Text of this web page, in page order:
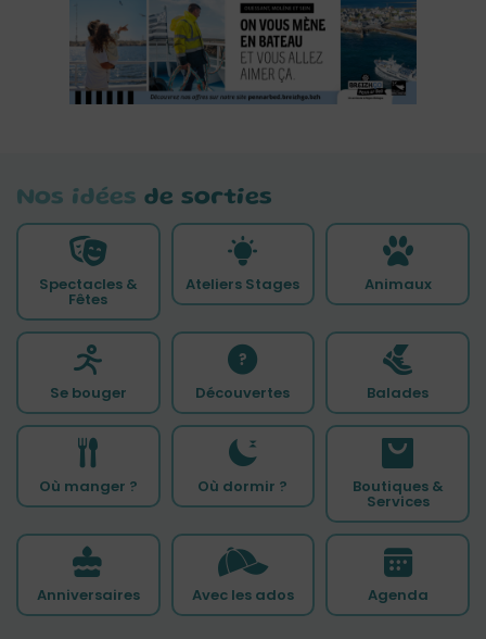
Nos idées de sorties
Spectacles &
Fêtes
Ateliers Stages Animaux
Se bouger Découvertes Balades
Où manger ? Où dormir ? Boutiques &
Services
Anniversaires Avec les ados Agenda